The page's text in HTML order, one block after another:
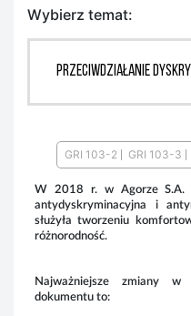
Wybierz temat:
GRI 103-2 GRI 103-3
W 2018 r. w Agorze S.A.
antydyskryminacyjna i
służyła tworzeniu
różnorodność.
Najważniejsze zmiany w
dokumentu to: